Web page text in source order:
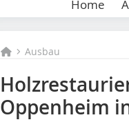
Home
Ausbau
Oppenheim